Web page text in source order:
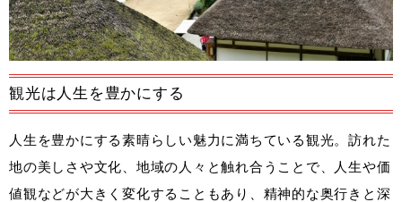
観光は人生を豊かにする
人生を豊かにする素晴らしい魅力に満ちている観光。訪れた
地の美しさや文化、地域の人々と触れ合うことで、人生や価
値観などが大きく変化することもあり、精神的な奥行きと深